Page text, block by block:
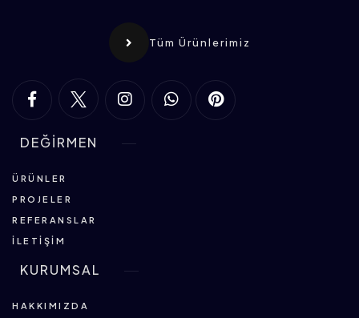
Tüm Ürünlerimiz
DEĞİRMEN
ÜRÜNLER
PROJELER
REFERANSLAR
İLETIŞIM
KURUMSAL
HAKKIMIZDA